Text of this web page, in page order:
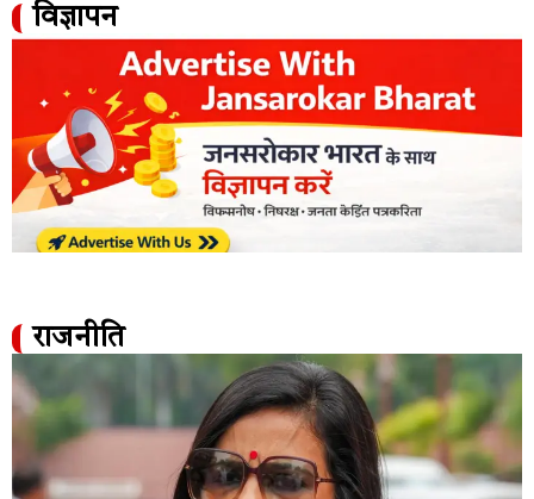
विज्ञापन
राजनीति